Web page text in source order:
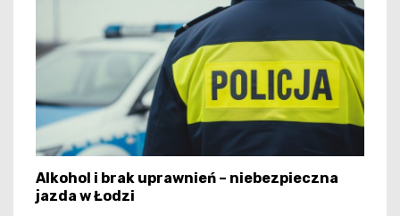
Alkohol i brak uprawnień – niebezpieczna
jazda w Łodzi